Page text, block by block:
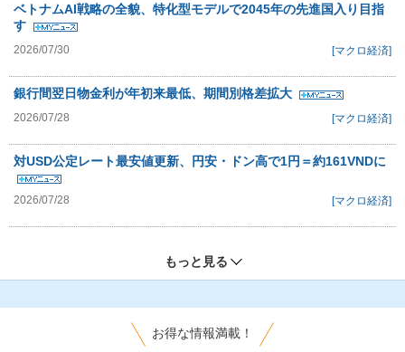
ベトナムAI戦略の全貌、特化型モデルで2045年の先進国入り目指
す
2026/07/30 [マクロ経済]
銀行間翌日物金利が年初来最低、期間別格差拡大
2026/07/28 [マクロ経済]
対USD公定レート最安値更新、円安・ドン高で1円＝約161VNDに
2026/07/28 [マクロ経済]
もっと見る
お得な情報満載！